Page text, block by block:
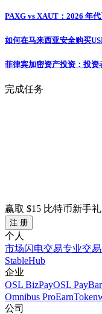
PAXG vs XAUT：2026 年
如何在马来西亚安全购买
菲律宾加密资产投资：投资
完成任务
赢取 $15 比特币新手礼
注 册
个人
市场闪电交易专业交
StableHub
企业
OSL BizPayOSL Pay
Omnibus ProEarn
公司